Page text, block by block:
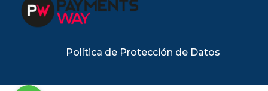
Política de Protección de Datos